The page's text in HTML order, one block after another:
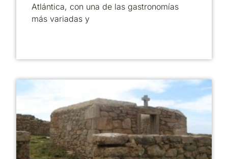
Atlántica, con una de las gastronomías
más variadas y